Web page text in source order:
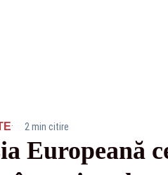
· 2 min citire
Europeană